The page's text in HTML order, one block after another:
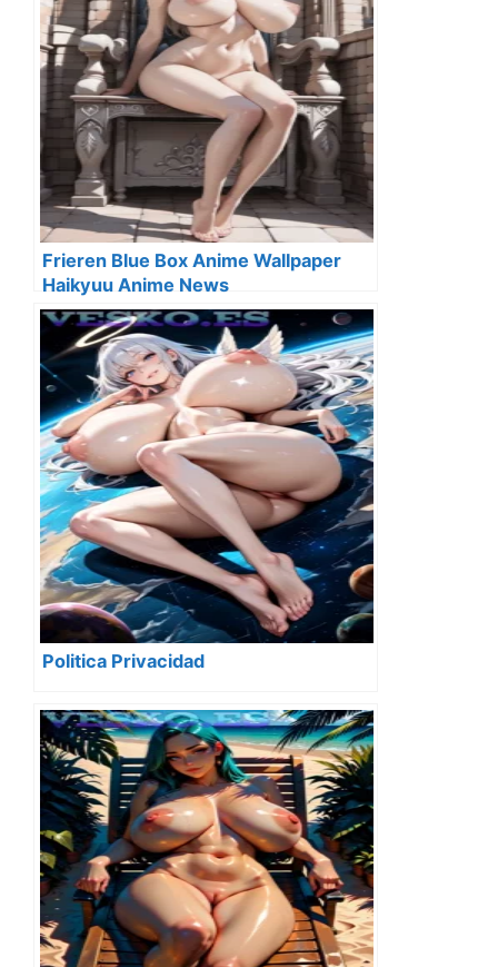
Frieren Blue Box Anime Wallpaper
Haikyuu Anime News
Politica Privacidad